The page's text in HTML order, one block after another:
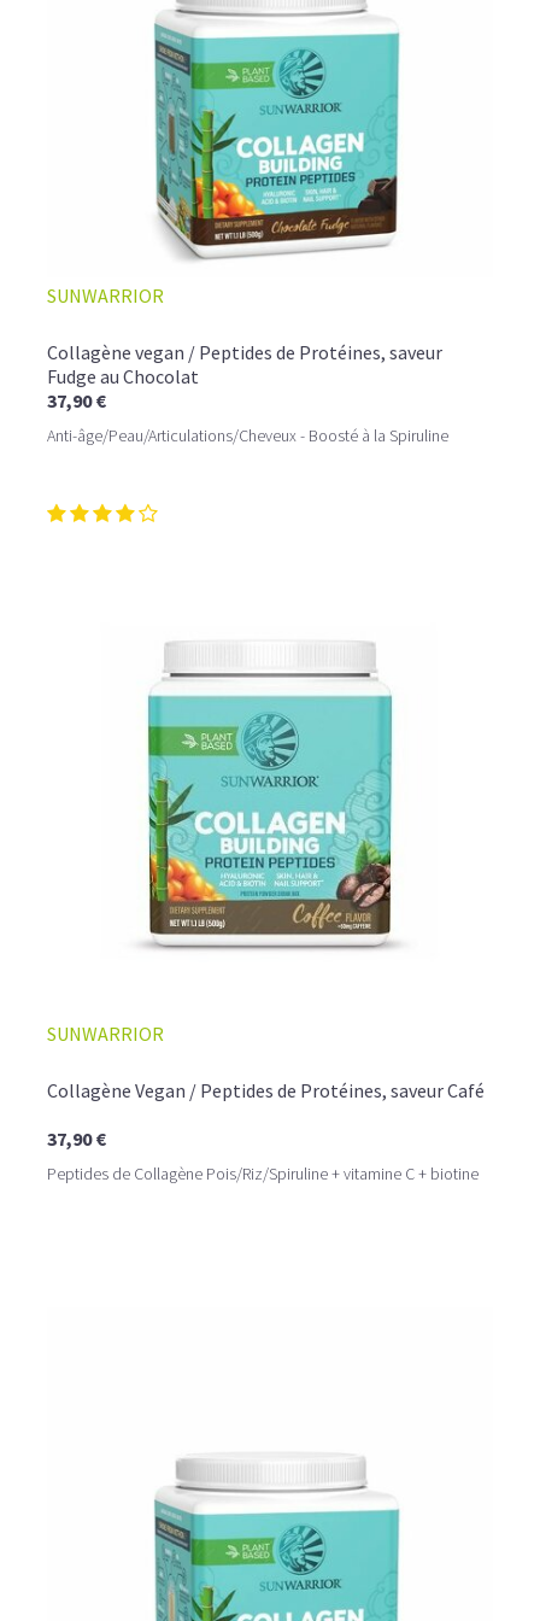
☕ LATTE MACCHIATO GLACÉ
L’ÉQUILIBRE PARFAIT ENTRE DOUCEUR ET INTENSITÉ
Un café riche avec un soupçon de caramel pour un
moment de pure détente… ou de concentration avant le
Une énergie immédiate et stable, sans pic de glycémie,
qui vous accompagne toute la matinée et un allié parfait
après l’entraînement.
Pour ceux qui veulent retrouver le plaisir d’un vrai café
glacé, sans se sentir lourd ni affamé.
🍯 CAFÉ FRAPPÉ AU CARAMEL PROTÉINÉ
LE PLAISIR D’UN DESSERT GLACÉ, SANS LE SUCRE EN
SUNWARRIOR
Collagène vegan / Peptides de Protéines, saveur
Fudge au Chocolat
37,90 €
Anti-âge/Peau/Articulations/Cheveux - Boosté à la Spiruline
SUNWARRIOR
Collagène Vegan / Peptides de Protéines, saveur Café
37,90 €
Peptides de Collagène Pois/Riz/Spiruline + vitamine C + biotine